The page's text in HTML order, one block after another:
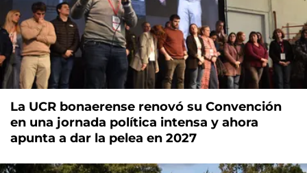
La UCR bonaerense renovó su Convención
en una jornada política intensa y ahora
apunta a dar la pelea en 2027